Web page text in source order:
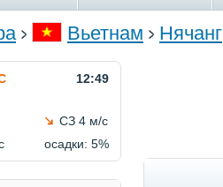
Вьетнам Нячанг
12:49
СЗ 4 м/с
осадки: 5%